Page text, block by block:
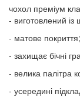
чохол преміум
- виготовлений
- матове покриття;
- захищає бічні
- велика палітра
- усередині